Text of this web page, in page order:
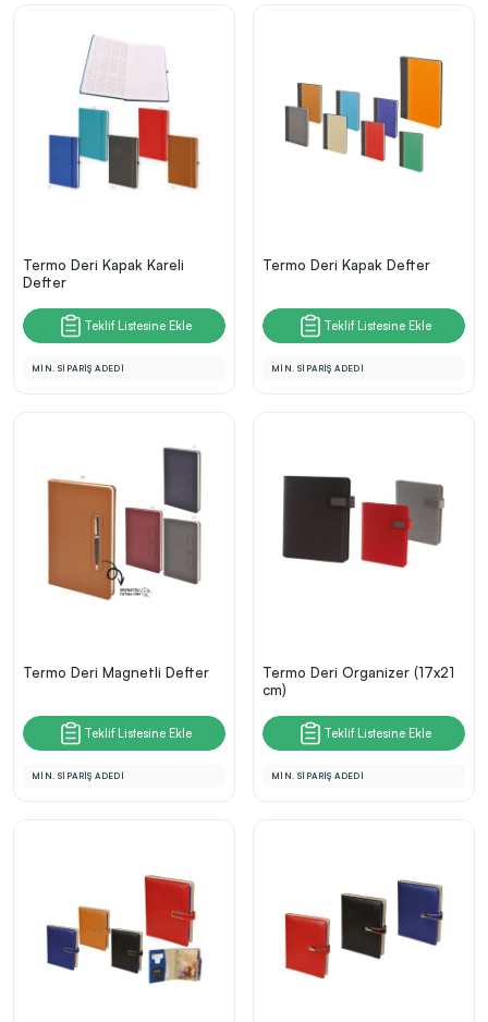
Termo Deri Kapak Kareli
Defter
Teklif Listesine Ekle
MİN. SİPARİŞ ADEDİ
Termo Deri Kapak Defter
Teklif Listesine Ekle
MİN. SİPARİŞ ADEDİ
Termo Deri Magnetli Defter
Teklif Listesine Ekle
MİN. SİPARİŞ ADEDİ
Termo Deri Organizer (17x21
cm)
Teklif Listesine Ekle
MİN. SİPARİŞ ADEDİ